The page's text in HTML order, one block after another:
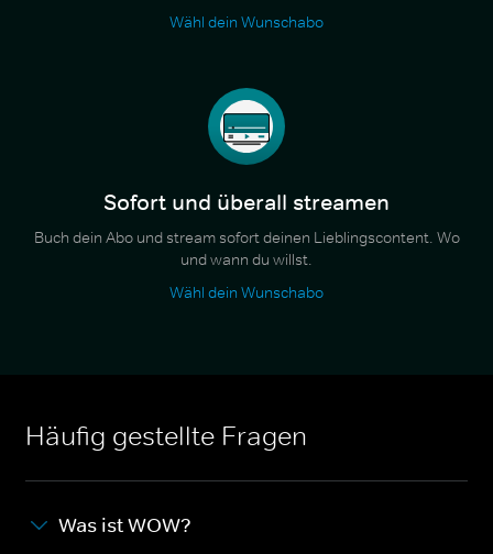
Wähl dein Wunschabo
Sofort und überall streamen
Buch dein Abo und stream sofort deinen Lieblingscontent. Wo
und wann du willst.
Wähl dein Wunschabo
Häufig gestellte Fragen
Was ist WOW?